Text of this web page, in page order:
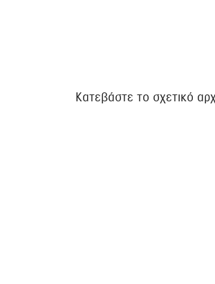
Kατεβάστε το σχετικό